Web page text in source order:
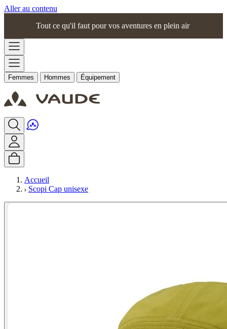
Aller au contenu
Tout ce qu'il faut pour vos aventures en plein air
Femmes Hommes Équipement
Accueil
Scopi Cap unisexe